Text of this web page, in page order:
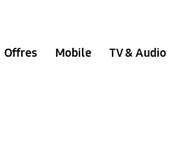
Offres Mobile TV & Audio